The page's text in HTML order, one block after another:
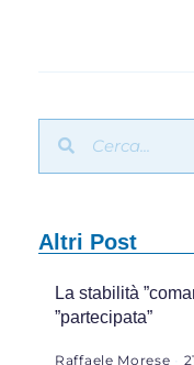
Altri Post
La stabilità
”partecipata”
Raffaele Morese